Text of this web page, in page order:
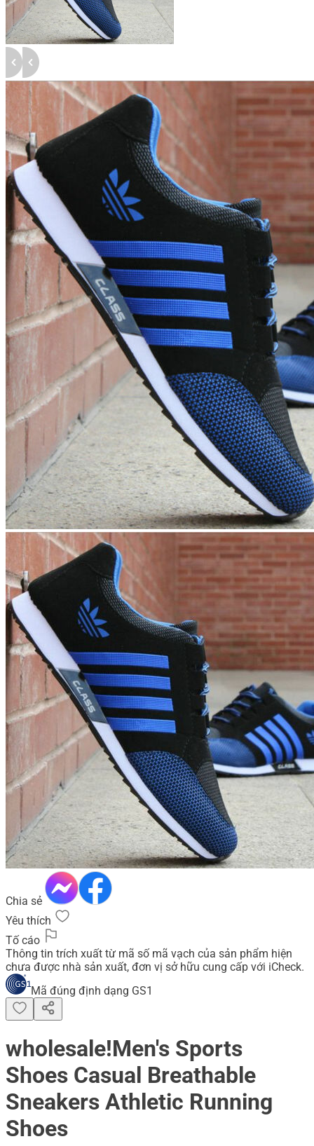
Chia sẻ
Yêu thích
Tố cáo
Thông tin trích xuất từ mã số mã vạch của sản phẩm hiện
chưa được nhà sản xuất, đơn vị sở hữu cung cấp với iCheck.
Mã đúng định dạng GS1
wholesale!Men's Sports
Shoes Casual Breathable
Sneakers Athletic Running
Shoes